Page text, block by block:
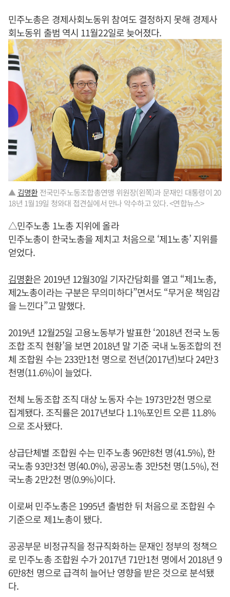
민주노총은 경제사회노동위 참여도 결정하지 못해 경제사
회노동위 출범 역시 11월22일로 늦어졌다.
▲김명환전국민주노동조합총연맹 위원장(왼쪽)과 문재인 대통령이 20
18년 1월19일 청와대 접견실에서 만나 악수하고 있다. <연합뉴스>
△민주노총 1노총 지위에 올라
민주노총이 한국노총을 제치고 처음으로 ‘제1노총’ 지위를
얻었다.
김명환은 2019년 12월30일 기자간담회를 열고 “제1노총,
제2노총이라는 구분은 무의미하다”면서도 “무거운 책임감
을 느낀다”고 말했다.
2019년 12월25일 고용노동부가 발표한 ‘2018년 전국 노동
조합 조직 현황’을 보면 2018년 말 기준 국내 노동조합의 전
체 조합원 수는 233만1천 명으로 전년(2017년)보다 24만3
천명(11.6%)이 늘었다.
전체 노동조합 조직 대상 노동자 수는 1973만2천 명으로
집계됐다. 조직률은 2017년보다 1.1%포인트 오른 11.8%
으로 조사됐다.
상급단체별 조합원 수는 민주노총 96만8천 명(41.5%), 한
국노총 93만3천 명(40.0%), 공공노총 3만5천 명(1.5%), 전
국노총 2만2천 명(0.9%)이다.
이로써 민주노총은 1995년 출범한 뒤 처음으로 조합원 수
기준으로 제1노총이 됐다.
공공부문 비정규직을 정규직화하는 문재인 정부의 정책으
로 민주노총 조합원 수가 2017년 71만1천 명에서 2018년 9
6만8천 명으로 급격히 늘어난 영향을 받은 것으로 분석됐
다.